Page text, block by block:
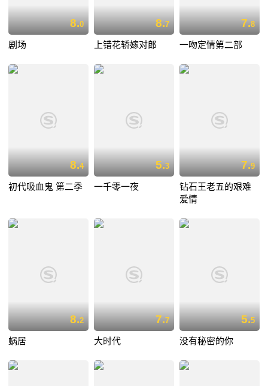
8.0
剧场
8.7
上错花轿嫁对郎
7.8
一吻定情第二部
8.4
初代吸血鬼 第二季
5.3
一千零一夜
7.9
钻石王老五的艰难
爱情
8.2
蜗居
7.7
大时代
5.5
没有秘密的你